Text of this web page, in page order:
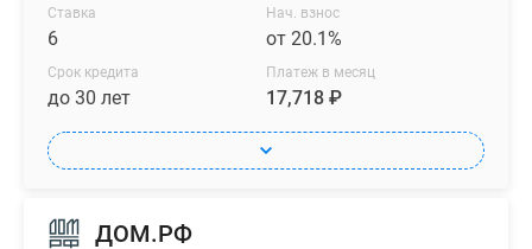
Ставка
6
Нач. взнос
от 20.1%
Срок кредита
до 30 лет
Платеж в месяц
17,718 ₽
ДОМ.РФ